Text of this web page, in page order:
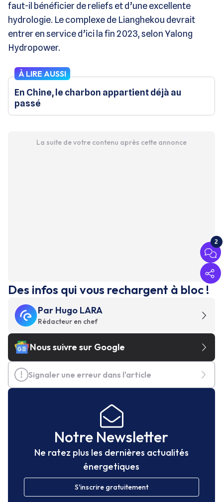
faut-il bénéficier de reliefs et d’une excellente
hydrologie. Le complexe de Lianghekou devrait
entrer en service d’ici la fin 2023, selon Yalong
Hydropower.
À LIRE AUSSI
En Chine, le charbon appartient déjà au
passé
La suite de votre contenu après cette annonce
2
Des infos qui vous rechargent à bloc !
Par Hugo LARA
Rédacteur en chef
Nous suivre sur Google
Signaler une erreur dans l'article
Notre Newsletter
Ne ratez plus les dernières actualités
énergetiques
S'inscrire gratuitement